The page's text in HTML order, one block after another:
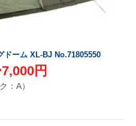
ドーム XL-BJ No.71805550
円
：A）